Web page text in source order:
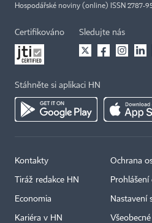
Hospodářské noviny (online) ISSN 2787-
Certifikováno Sledujte nás
Stáhněte si aplikaci HN
Kontakty
Tiráž redakce HN
Economia
Kariéra v HN
Ochrana
Prohlášení
Nastavení